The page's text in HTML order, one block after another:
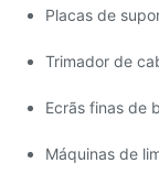
Placas de
Trimador de
Ecrãs finas de
Máquinas de